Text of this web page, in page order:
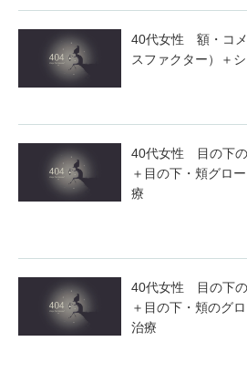
40代女性 額・コメ
スファクター）＋
40代女性 目の下
＋目の下・頬グロ
療
40代女性 目の下
＋目の下・頬のグ
治療